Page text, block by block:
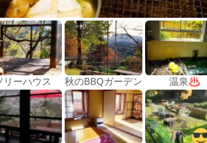
リーハウス 秋のBBQガーデン 温泉♨